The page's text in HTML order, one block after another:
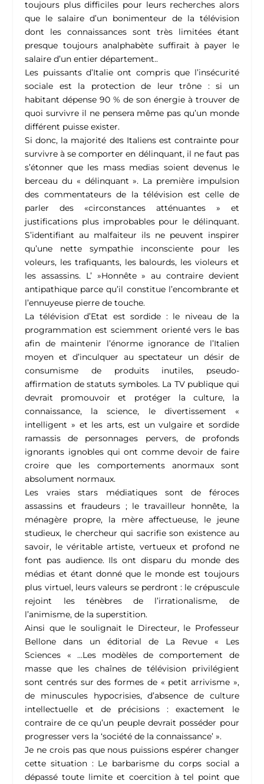
toujours plus difficiles pour leurs recherches alors
que le salaire d’un bonimenteur de la télévision
dont les connaissances sont très limitées étant
presque toujours analphabète suffirait à payer le
salaire d’un entier département..
Les puissants d’Italie ont compris que l’insécurité
sociale est la protection de leur trône : si un
habitant dépense 90 % de son énergie à trouver de
quoi survivre il ne pensera même pas qu’un monde
différent puisse exister.
Si donc, la majorité des Italiens est contrainte pour
survivre à se comporter en délinquant, il ne faut pas
s’étonner que les mass medias soient devenus le
berceau du « délinquant ». La première impulsion
des commentateurs de la télévision est celle de
parler des «circonstances atténuantes » et
justifications plus improbables pour le délinquant.
S’identifiant au malfaiteur ils ne peuvent inspirer
qu’une nette sympathie inconsciente pour les
voleurs, les trafiquants, les balourds, les violeurs et
les assassins. L’ »Honnête » au contraire devient
antipathique parce qu’il constitue l’encombrante et
l’ennuyeuse pierre de touche.
La télévision d’Etat est sordide : le niveau de la
programmation est sciemment orienté vers le bas
afin de maintenir l’énorme ignorance de l’Italien
moyen et d’inculquer au spectateur un désir de
consumisme de produits inutiles, pseudo-
affirmation de statuts symboles. La TV publique qui
devrait promouvoir et protéger la culture, la
connaissance, la science, le divertissement «
intelligent » et les arts, est un vulgaire et sordide
ramassis de personnages pervers, de profonds
ignorants ignobles qui ont comme devoir de faire
croire que les comportements anormaux sont
absolument normaux.
Les vraies stars médiatiques sont de féroces
assassins et fraudeurs ; le travailleur honnête, la
ménagère propre, la mère affectueuse, le jeune
studieux, le chercheur qui sacrifie son existence au
savoir, le véritable artiste, vertueux et profond ne
font pas audience. Ils ont disparu du monde des
médias et étant donné que le monde est toujours
plus virtuel, leurs valeurs se perdront : le crépuscule
rejoint les ténèbres de l’irrationalisme, de
l’animisme, de la superstition.
Ainsi que le soulignait le Directeur, le Professeur
Bellone dans un éditorial de La Revue « Les
Sciences « …Les modèles de comportement de
masse que les chaînes de télévision privilégient
sont centrés sur des formes de « petit arrivisme »,
de minuscules hypocrisies, d’absence de culture
intellectuelle et de précisions : exactement le
contraire de ce qu’un peuple devrait posséder pour
progresser vers la ‘société de la connaissance’ ».
Je ne crois pas que nous puissions espérer changer
cette situation : Le barbarisme du corps social a
dépassé toute limite et coercition à tel point que